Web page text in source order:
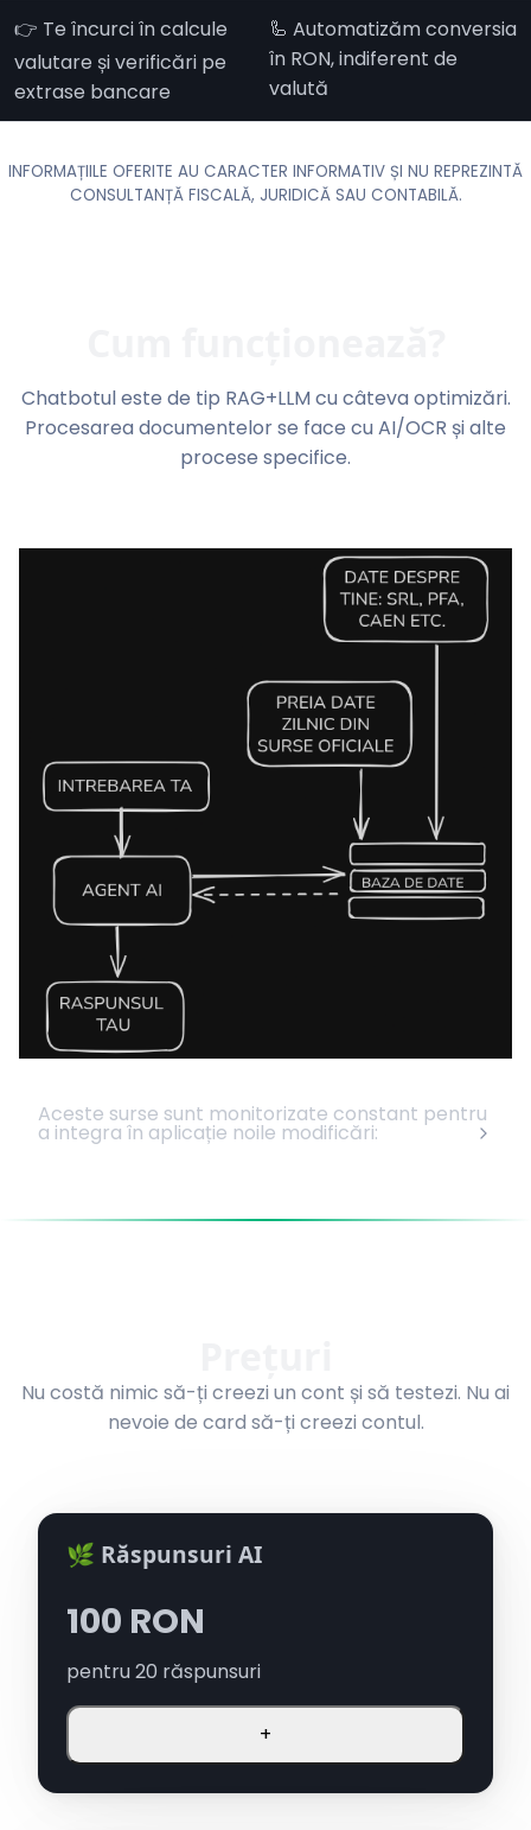
👉 Te încurci în calcule
valutare și verificări pe
extrase bancare
🦾 Automatizăm conversia
în RON, indiferent de
valută
INFORMAȚIILE OFERITE AU CARACTER INFORMATIV ȘI NU REPREZINTĂ
CONSULTANȚĂ FISCALĂ, JURIDICĂ SAU CONTABILĂ.
Chatbotul este de tip RAG+LLM cu câteva optimizări.
Procesarea documentelor se face cu AI/OCR și alte
procese specifice.
Aceste surse sunt monitorizate constant pentru
a integra în aplicație noile modificări:
Nu costă nimic să-ți creezi un cont și să testezi. Nu ai
nevoie de card să-ți creezi contul.
🌿 Răspunsuri AI
100 RON
pentru20 răspunsuri
+